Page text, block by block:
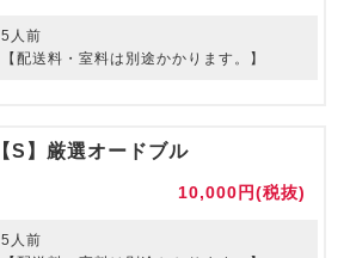
5人前
【配送料・室料は別途かかります。】
【S】厳選オードブル
10,000円(税抜)
5人前